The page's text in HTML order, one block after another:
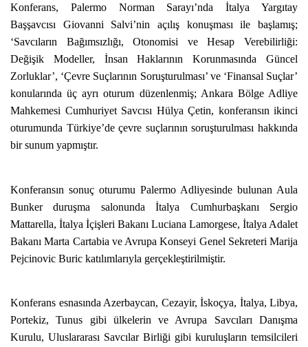
Konferans, Palermo Norman Sarayı’nda İtalya Yargıtay
Başşavcısı Giovanni Salvi’nin açılış konuşması ile başlamış;
‘Savcıların Bağımsızlığı, Otonomisi ve Hesap Verebilirliği:
Değişik Modeller, İnsan Haklarının Korunmasında Güncel
Zorluklar’, ‘Çevre Suçlarının Soruşturulması’ ve ‘Finansal Suçlar’
konularında üç ayrı oturum düzenlenmiş; Ankara Bölge Adliye
Mahkemesi Cumhuriyet Savcısı Hülya Çetin, konferansın ikinci
oturumunda Türkiye’de çevre suçlarının soruşturulması hakkında
bir sunum yapmıştır.
Konferansın sonuç oturumu Palermo Adliyesinde bulunan Aula
Bunker duruşma salonunda İtalya Cumhurbaşkanı Sergio
Mattarella, İtalya İçişleri Bakanı Luciana Lamorgese, İtalya Adalet
Bakanı Marta Cartabia ve Avrupa Konseyi Genel Sekreteri Marija
Pejcinovic Buric katılımlarıyla gerçekleştirilmiştir.
Konferans esnasında Azerbaycan, Cezayir, İskoçya, İtalya, Libya,
Portekiz, Tunus gibi ülkelerin ve Avrupa Savcıları Danışma
Kurulu, Uluslararası Savcılar Birliği gibi kuruluşların temsilcileri